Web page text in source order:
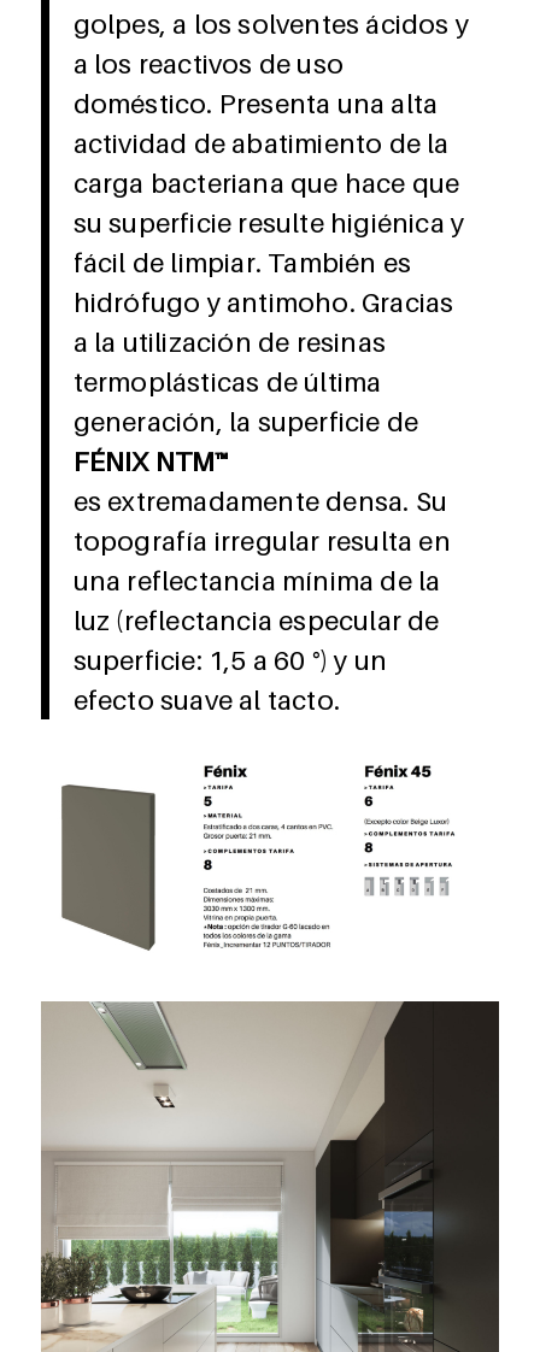
golpes, a los solventes ácidos y
a los reactivos de uso
doméstico. Presenta una alta
actividad de abatimiento de la
carga bacteriana que hace que
su superficie resulte higiénica y
fácil de limpiar. También es
hidrófugo y antimoho. Gracias
a la utilización de resinas
termoplásticas de última
generación, la superficie de
FÉNIX NTM™
es extremadamente densa. Su
topografía irregular resulta en
una reflectancia mínima de la
luz (reflectancia especular de
superficie: 1,5 a 60 °) y un
efecto suave al tacto.